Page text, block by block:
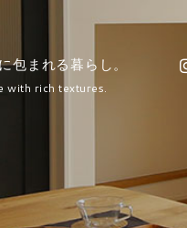
包まれる暮らし。
with rich textures.